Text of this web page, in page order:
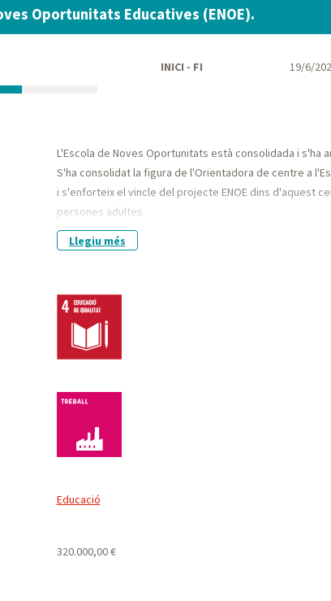
Oportunitats Educatives (ENOE).
INICI - FI 19/6/
L'Escola de Noves Oportunitats està consolidada i s'ha
S'ha consolidat la figura de l'Orientadora de centre a
i s'enforteix el vincle del projecte ENOE dins d'aquest
persones adultes
El curs 2025-2026 l'ENOE ha traslladat la seva ubicació a
Llar, i s'ha incorporat als educadors de l'ENOE al
Llegiu més
Treball
Educació
320.000,00 €